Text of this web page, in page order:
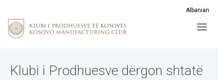
Albanian
Klubi i Prodhuesve dërgon shtatë